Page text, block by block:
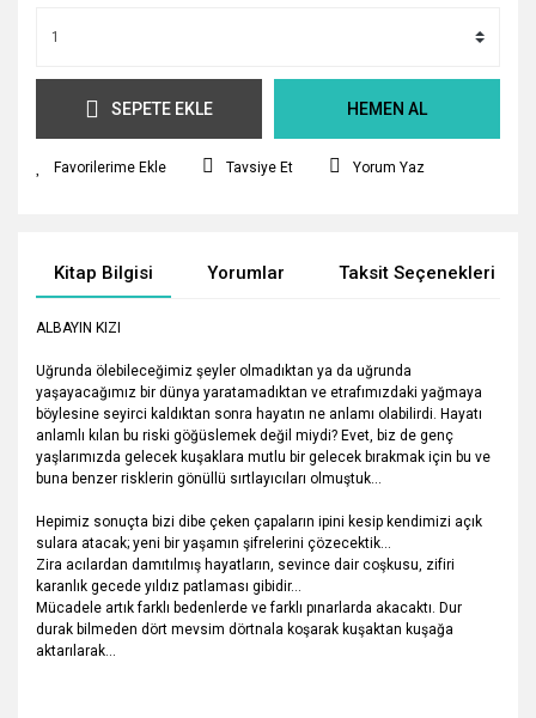
SEPETE EKLE HEMEN AL
Tavsiye Et Yorum Yaz
Kitap Bilgisi Yorumlar Taksit Seçenekleri
ALBAYIN KIZI
Uğrunda ölebileceğimiz şeyler olmadıktan ya da uğrunda
yaşayacağımız bir dünya yaratamadıktan ve etrafımızdaki yağmaya
böylesine seyirci kaldıktan sonra hayatın ne anlamı olabilirdi. Hayatı
anlamlı kılan bu riski göğüslemek değil miydi? Evet, biz de genç
yaşlarımızda gelecek kuşaklara mutlu bir gelecek bırakmak için bu ve
buna benzer risklerin gönüllü sırtlayıcıları olmuştuk...
Hepimiz sonuçta bizi dibe çeken çapaların ipini kesip kendimizi açık
sulara atacak; yeni bir yaşamın şifrelerini çözecektik...
Zira acılardan damıtılmış hayatların, sevince dair coşkusu, zifiri
karanlık gecede yıldız patlaması gibidir…
Mücadele artık farklı bedenlerde ve farklı pınarlarda akacaktı. Dur
durak bilmeden dört mevsim dörtnala koşarak kuşaktan kuşağa
aktarılarak...